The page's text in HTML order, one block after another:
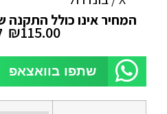
המחיר אינו כולל התקנה
₪115.00
שתפו בוואצאפ